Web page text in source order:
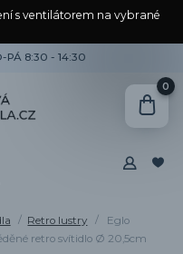
s ventilátorem na vybrané
PÁ 8:30 - 14:30
0
Retro lustry
Eglo
retro svítidlo Ø 20,5cm